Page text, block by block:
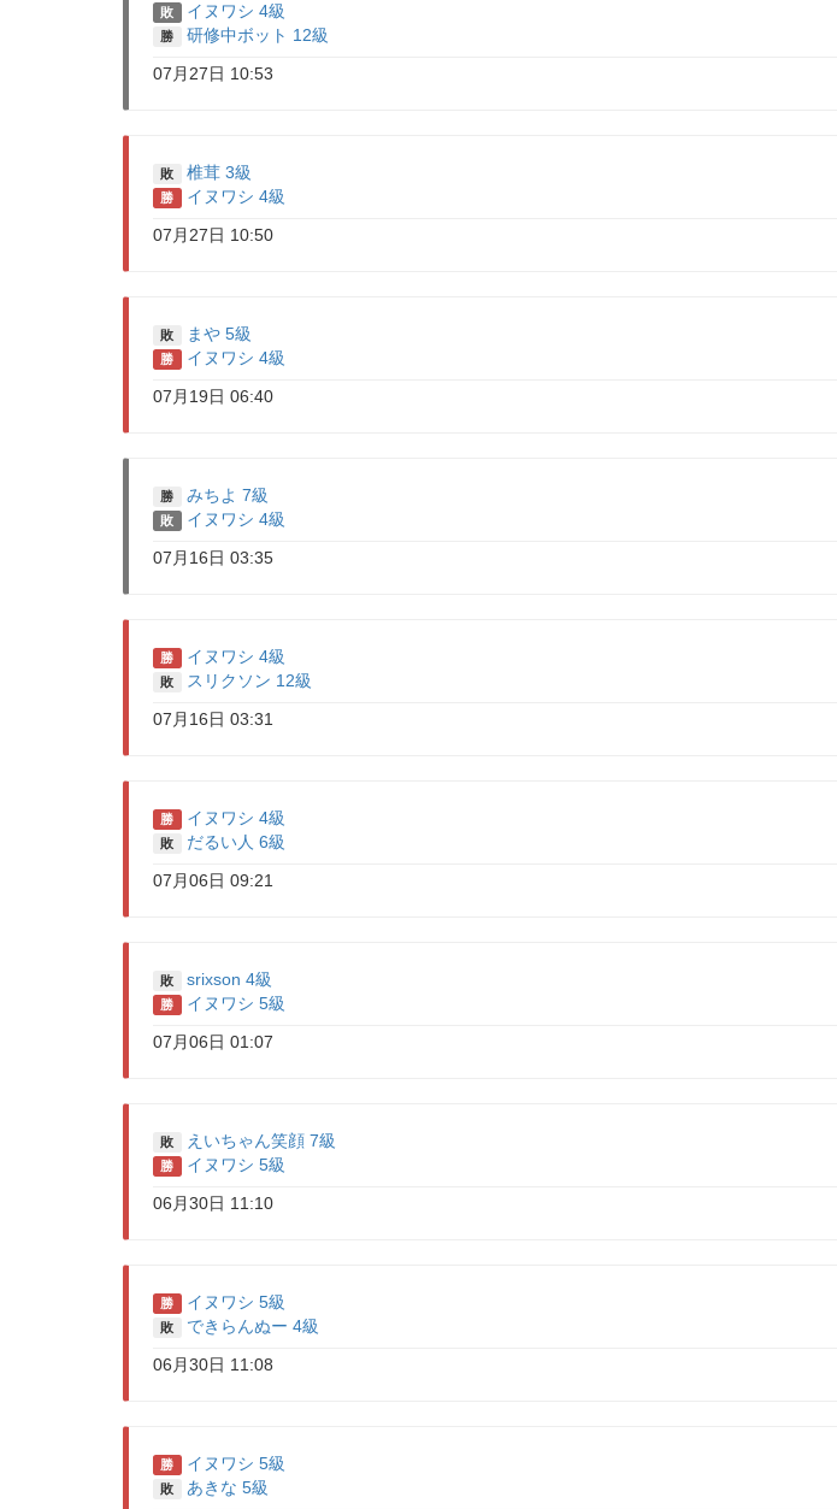
敗 イヌワシ 4級
勝
研修中ボット 12級
07月27日 10:53
敗 椎茸 3級
勝
イヌワシ 4級
07月27日 10:50
敗 まや 5級
勝
イヌワシ 4級
07月19日 06:40
勝 みちよ 7級
敗
イヌワシ 4級
07月16日 03:35
勝 イヌワシ 4級
敗
スリクソン 12級
07月16日 03:31
勝 イヌワシ 4級
敗
だるい人 6級
07月06日 09:21
敗 srixson 4級
勝
イヌワシ 5級
07月06日 01:07
敗 えいちゃん笑顔 7級
勝
イヌワシ 5級
06月30日 11:10
勝 イヌワシ 5級
敗
できらんぬー 4級
06月30日 11:08
勝 イヌワシ 5級
敗
あきな 5級